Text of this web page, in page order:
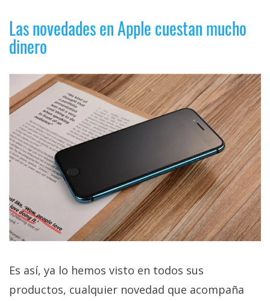
digital donde
encontrarás
todas las
tecnología,
móviles,
ordenadores,
apps,
informática,
videojuegos,
comparativas,
trucos y
tutoriales.
Informático
(CC) 2006-
2026.Algunos
derechos
Las novedades en Apple cuestan mucho
dinero
Es así, ya lo hemos visto en todos sus
productos, cualquier novedad que acompaña